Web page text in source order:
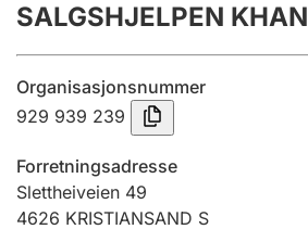
Årsrekneskap
Innsending og forseinkingsgebyr
Jeger
SALGSHJELPEN KHAN
Organisasjonsnummer
929 939 239
Forretningsadresse
Slettheiveien 49
4626 KRISTIANSAND S